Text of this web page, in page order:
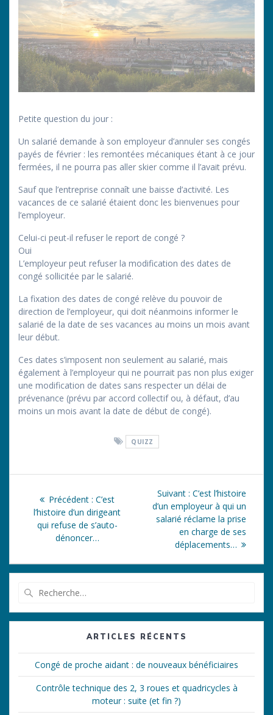
Petite question du jour :
Un salarié demande à son employeur d’annuler ses congés
payés de février : les remontées mécaniques étant à ce jour
fermées, il ne pourra pas aller skier comme il l’avait prévu.
Sauf que l’entreprise connaît une baisse d’activité. Les
vacances de ce salarié étaient donc les bienvenues pour
l’employeur.
Celui-ci peut-il refuser le report de congé ?
Oui
L’employeur peut refuser la modification des dates de
congé sollicitée par le salarié.
La fixation des dates de congé relève du pouvoir de
direction de l’employeur, qui doit néanmoins informer le
salarié de la date de ses vacances au moins un mois avant
leur début.
Ces dates s’imposent non seulement au salarié, mais
également à l’employeur qui ne pourrait pas non plus exiger
une modification de dates sans respecter un délai de
prévenance (prévu par accord collectif ou, à défaut, d’au
moins un mois avant la date de début de congé).
QUIZZ
l’article
Précédent : Article
précédent
:
C’est
l’histoire d’un dirigeant
qui refuse de s’auto-
dénoncer…
Suivant : Article
suivant
:
C’est l’histoire
d’un employeur à qui un
salarié réclame la prise
en charge de ses
déplacements…
:
ARTICLES RÉCENTS
Congé de proche aidant : de nouveaux bénéficiaires
Contrôle technique des 2, 3 roues et quadricycles à
moteur : suite (et fin ?)